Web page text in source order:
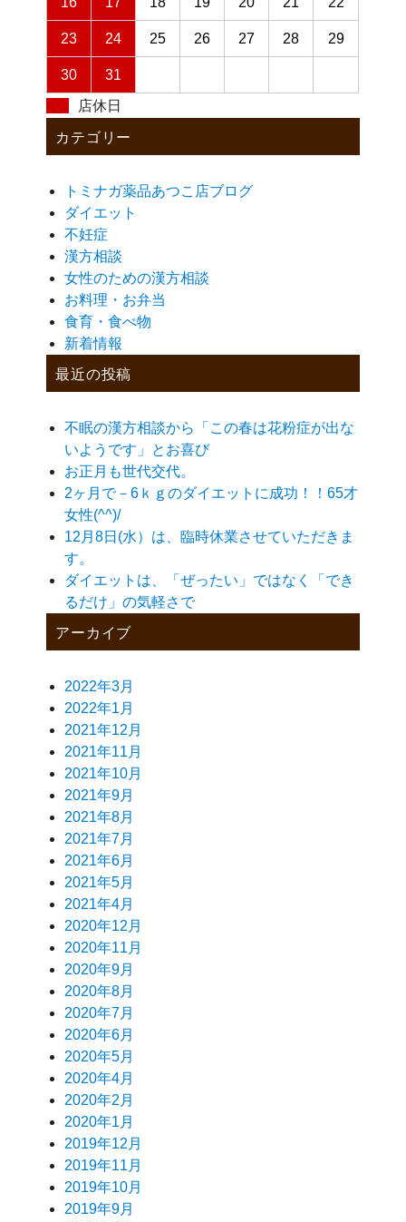
23 24 25 26 27 28 29
30
31
店休日
カテゴリー
トミナガ薬品あつこ店ブログ
ダイエット
不妊症
漢方相談
女性のための漢方相談
お料理・お弁当
食育・食べ物
新着情報
最近の投稿
不眠の漢方相談から「この春は花粉症が出な
いようです」とお喜び
お正月も世代交代。
2ヶ月で－6ｋｇのダイエットに成功！！65才
女性(^^)/
12月8日(水）は、臨時休業させていただきま
す。
ダイエットは、「ぜったい」ではなく「でき
るだけ」の気軽さで
アーカイブ
2022年3月
2022年1月
2021年12月
2021年11月
2021年10月
2021年9月
2021年8月
2021年7月
2021年6月
2021年5月
2021年4月
2020年12月
2020年11月
2020年9月
2020年8月
2020年7月
2020年6月
2020年5月
2020年4月
2020年2月
2020年1月
2019年12月
2019年11月
2019年10月
2019年9月